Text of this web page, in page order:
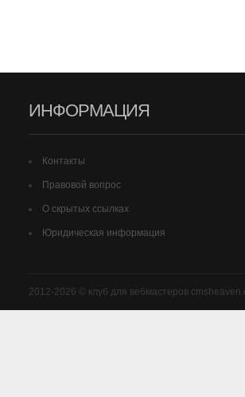
ИНФОРМАЦИЯ
Контакты
Правовой вопрос
О скрытых ссылках
Юридическая информация
2012-2026 © клуб для вебмастеров